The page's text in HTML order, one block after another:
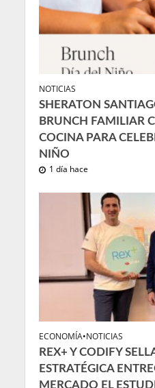
NOTICIAS
SHERATON
BRUNCH FAMILIAR
COCINA PARA
NIÑO
1 día hace
ECONOMÍA•NOTICIAS
REX+ Y CODIFY
ESTRATÉGICA
MERCADO EL